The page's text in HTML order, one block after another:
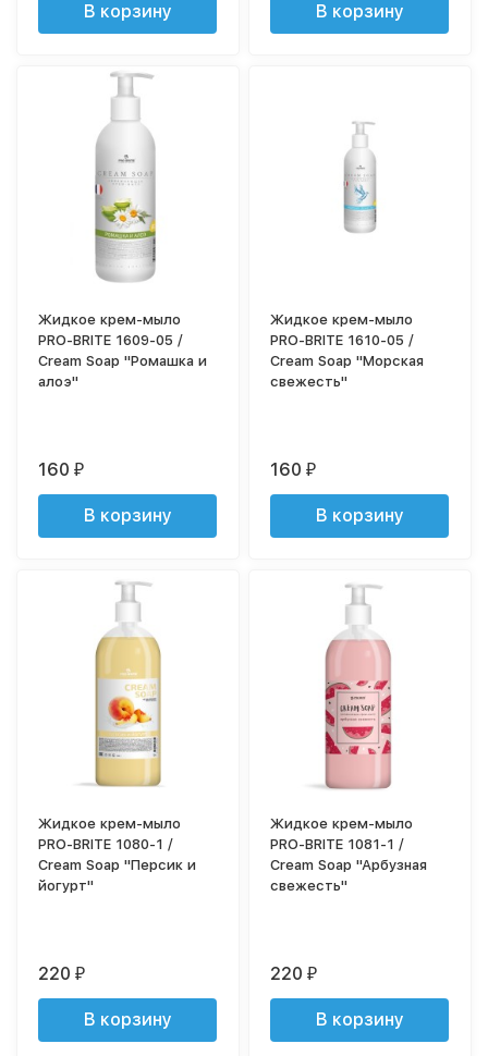
В корзину В корзину
Жидкое крем-мыло
PRO-BRITE 1609-05 /
Cream Soap "Ромашка и
алоэ"
160₽
В корзину
Жидкое крем-мыло
PRO-BRITE 1610-05 /
Cream Soap "Морская
свежесть"
160₽
В корзину
Жидкое крем-мыло
PRO-BRITE 1080-1 /
Cream Soap "Персик и
йогурт"
220₽
В корзину
Жидкое крем-мыло
PRO-BRITE 1081-1 /
Cream Soap "Арбузная
свежесть"
220₽
В корзину